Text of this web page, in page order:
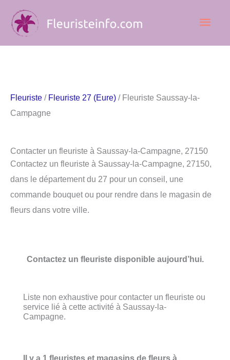
contenu
Fleuriste / Fleuriste 27 (Eure) / Fleuriste Saussay-la-
Campagne
Contacter un fleuriste à Saussay-la-Campagne, 27150
Contactez un fleuriste à Saussay-la-Campagne, 27150,
dans le département du 27 pour un conseil, une
commande bouquet ou pour rendre dans le magasin de
fleurs dans votre ville.
Contactez un fleuriste disponible aujourd’hui.
Liste non exhaustive pour contacter un fleuriste ou
service lié à cette activité à Saussay-la-
Campagne.
Il y a 1 fleuristes et magasins de fleurs à